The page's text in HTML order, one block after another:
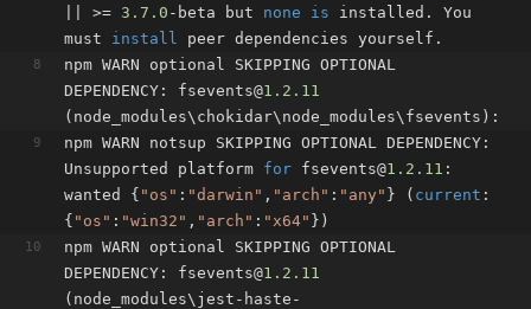
|| >= 3.7 .0 -beta but none is installed. You
must install peer dependencies yourself.
npm WARN optional SKIPPING OPTIONAL
DEPENDENCY: fsevents@1.2 .11
(node_modules\chokidar\node_modules\fsevents):
npm WARN notsup SKIPPING OPTIONAL DEPENDENCY:
Unsupported platform for fsevents@1.2 .11 :
wanted { "os" : "darwin" , "arch" : "any" } ( current :
{ "os" : "win32" , "arch" : "x64" })
npm WARN optional SKIPPING OPTIONAL
DEPENDENCY: fsevents@1.2 .11
(node_modules\jest-haste-